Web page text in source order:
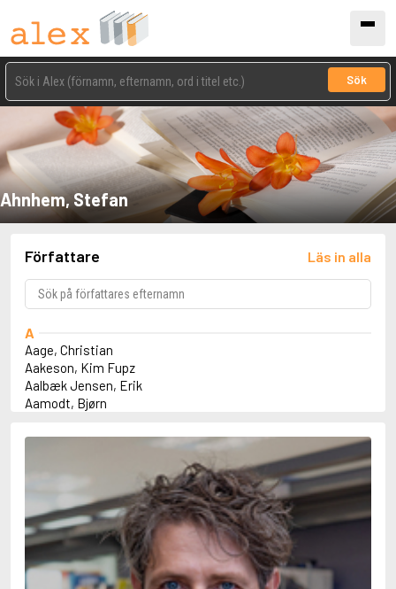
Sök
Ahnhem, Stefan
Författare Läs in alla
A
Aage, Christian
Aakeson, Kim Fupz
Aalbæk Jensen, Erik
Aamodt, Bjørn
Abbey, Kieran
Abbott, John
Abdel-Fattah, Randa
Abdolah, Kader
Abé, Kobo
Abedi, Isabel
Abele, Inga